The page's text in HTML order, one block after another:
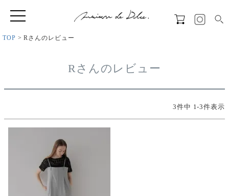
TOP Rさんのレビュー
Rさんのレビュー
3件中 1-3件表示